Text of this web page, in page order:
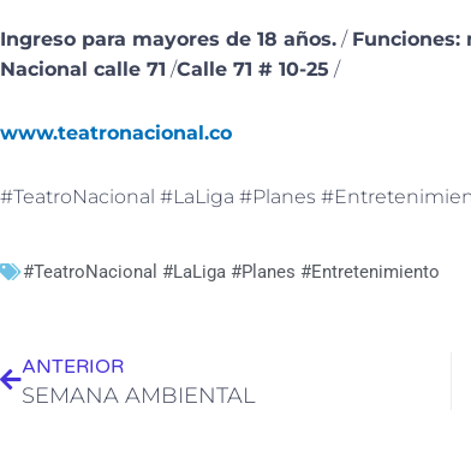
Ingreso para mayores de 18 años. / Funciones:
Nacional calle 71 /Calle 71 # 10-25 /
www.teatronacional.co
#TeatroNacional #LaLiga #Planes
#TeatroNacional #LaLiga #Planes #Entretenimiento
ANTERIOR
SEMANA AMBIENTAL